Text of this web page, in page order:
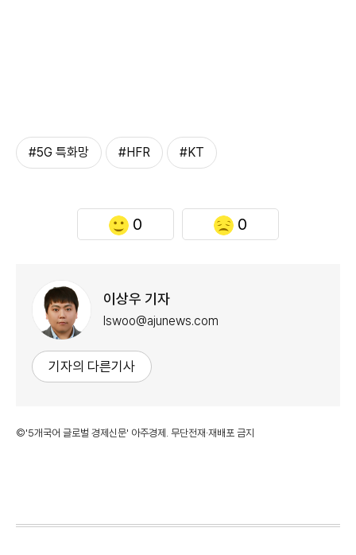
#5G 특화망 #HFR #KT
0 0
이상우 기자
lswoo@ajunews.com
기자의 다른기사
©'5개국어 글로벌 경제신문' 아주경제. 무단전재·재배포 금지